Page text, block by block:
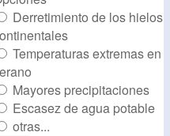
Derretimiento de los hielos
Temperaturas extremas en
Mayores precipitaciones
Escasez de agua potable
otras...